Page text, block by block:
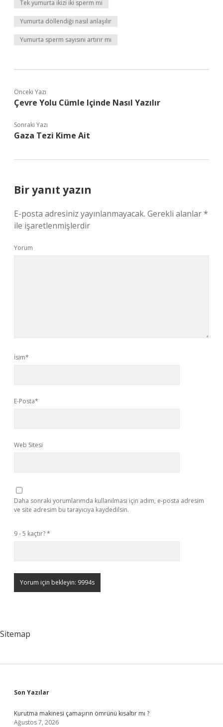
Tek yumurta ikizi iki sperm mi
Yumurta döllendiği nasıl anlaşılır
Yumurta sperm sayısını artırır mı
Önceki Yazı
Çevre Yolu Cümle Içinde Nasıl Yazılır
Sonraki Yazı
Gaza Tezi Kime Ait
Bir yanıt yazın
E-posta adresiniz yayınlanmayacak. Gerekli alanlar*
ile işaretlenmişlerdir
Yorum
İsim*
E-Posta*
Web Sitesi
Daha sonraki yorumlarımda kullanılması için adım, e-posta adresim
ve site adresim bu tarayıcıya kaydedilsin.
9 - 5 kaçtır?*
Sitemap
Sidebar
Son Yazılar
Kurutma makinesi çamaşırın ömrünü kısaltır mı ?
Ağustos 7, 2026